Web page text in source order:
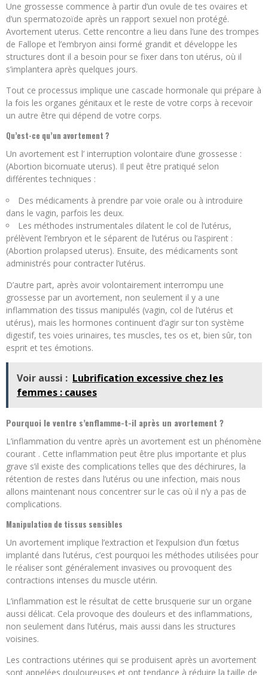
Une grossesse commence à partir d’un ovule de tes ovaires et
d’un spermatozoïde après un rapport sexuel non protégé.
Avortement uterus. Cette rencontre a lieu dans l’une des trompes
de Fallope et l’embryon ainsi formé grandit et développe les
structures dont il a besoin pour se fixer dans ton utérus, où il
s’implantera après quelques jours.
Tout ce processus implique une cascade hormonale qui prépare à
la fois les organes génitaux et le reste de votre corps à recevoir
un autre être qui dépend de votre corps.
Qu’est-ce qu’un avortement ?
Un avortement est l’ interruption volontaire d’une grossesse :
(Abortion bicornuate uterus). Il peut être pratiqué selon
différentes techniques :
Des médicaments à prendre par voie orale ou à introduire
dans le vagin, parfois les deux.
Les méthodes instrumentales dilatent le col de l’utérus,
prélèvent l’embryon et le séparent de l’utérus ou l’aspirent :
(Abortion prolapsed uterus). Ensuite, des médicaments sont
administrés pour contracter l’utérus.
D’autre part, après avoir volontairement interrompu une
grossesse par un avortement, non seulement il y a une
inflammation des tissus manipulés (vagin, col de l’utérus et
utérus), mais les hormones continuent d’agir sur ton système
digestif, tes voies urinaires, tes muscles, tes os et, bien sûr, ton
esprit et tes émotions.
Voir aussi : Lubrification excessive chez les
femmes : causes
Pourquoi le ventre s’enflamme-t-il après un avortement ?
L’inflammation du ventre après un avortement est un phénomène
courant . Cette inflammation peut être plus importante et plus
grave s’il existe des complications telles que des déchirures, la
rétention de restes dans l’utérus ou une infection, mais nous
allons maintenant nous concentrer sur le cas où il n’y a pas de
complications.
Manipulation de tissus sensibles
Un avortement implique l’extraction et l’expulsion d’un fœtus
implanté dans l’utérus, c’est pourquoi les méthodes utilisées pour
le réaliser sont généralement invasives ou provoquent des
contractions intenses du muscle utérin.
L’inflammation est le résultat de cette brusquerie sur un organe
aussi délicat. Cela provoque des douleurs et des inflammations,
non seulement dans l’utérus, mais aussi dans les structures
voisines.
Les contractions utérines qui se produisent après un avortement
sont appelées douloureuses et ont tendance à réduire la taille de